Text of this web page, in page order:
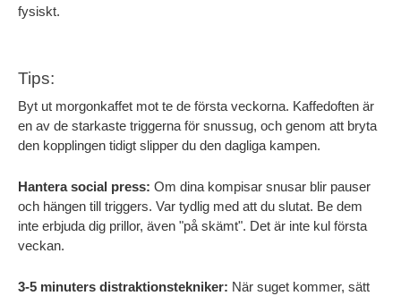
fysiskt.
Tips:
Byt ut morgonkaffet mot te de första veckorna. Kaffedoften är
en av de starkaste triggerna för snussug, och genom att bryta
den kopplingen tidigt slipper du den dagliga kampen.
Hantera social press: Om dina kompisar snusar blir pauser
och hängen till triggers. Var tydlig med att du slutat. Be dem
inte erbjuda dig prillor, även "på skämt". Det är inte kul första
veckan.
3-5 minuters distraktionstekniker: När suget kommer, sätt